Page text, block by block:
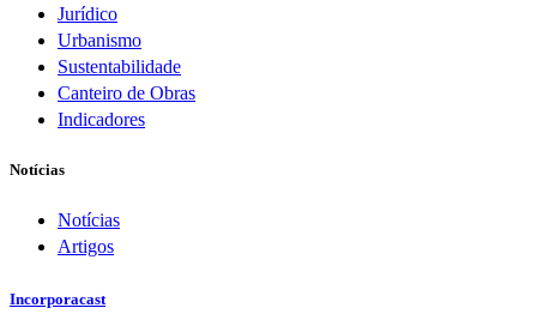
Jurídico
Urbanismo
Sustentabilidade
Canteiro de Obras
Indicadores
Notícias
Notícias
Artigos
Incorporacast